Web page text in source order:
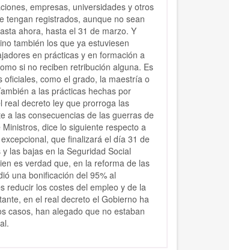
empresas, universidades y otros
tengan registrados, aunque no sean
ahora, hasta el 31 de marzo. Y
también los que ya estuviesen
en prácticas y en formación a
si no reciben retribución alguna. Es
como el grado, la maestría o
a las prácticas hechas por
real decreto ley que prorroga las
a las consecuencias de las guerras de
dice lo siguiente respecto a
que finalizará el día 31 de
las bajas en la Seguridad Social
es verdad que, en la reforma de las
una bonificación del 95% al
reducir los costes del empleo y de la
en el real decreto el Gobierno ha
casos, han alegado que no estaban